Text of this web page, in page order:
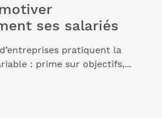
ses salariés
pratiquent la
: prime sur objectifs,...